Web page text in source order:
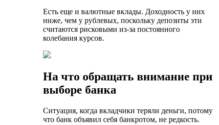
Есть еще и валютные вклады. Доходность у них
ниже, чем у рублевых, поскольку депозиты эти
считаются рисковыми из-за постоянного
колебания курсов.
На что обращать внимание при
выборе банка
Ситуация, когда вкладчики теряли деньги, потому
что банк объявил себя банкротом, не редкость.